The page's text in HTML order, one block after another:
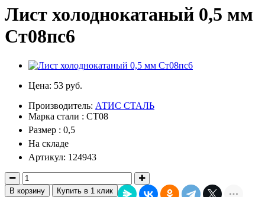
Лист холоднокатаный 0,5 мм
Ст08пс6
Цена: 53 руб.
Производитель: АТИС СТАЛЬ
Марка стали : СТ08
Размер : 0,5
На складе
Артикул: 124943
В корзину Купить в 1 клик